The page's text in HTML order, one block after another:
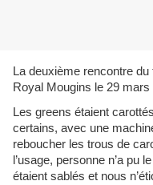
La deuxième rencontre
Royal Mougins le 29 mars
Les greens étaient
certains, avec une
reboucher les trous de
l’usage, personne n’a pu
étaient sablés et nous